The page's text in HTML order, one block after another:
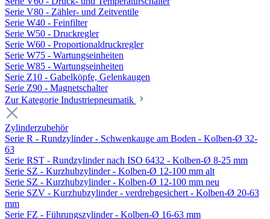
Serie V80 - Zähler- und Zeitventile
Serie W40 - Feinfilter
Serie W50 - Druckregler
Serie W60 - Proportionaldruckregler
Serie W75 - Wartungseinheiten
Serie W85 - Wartungseinheiten
Serie Z10 - Gabelköpfe, Gelenkaugen
Serie Z90 - Magnetschalter
Zur Kategorie Industriepneumatik
Zylinderzubehör
Serie R - Rundzylinder - Schwenkauge am Boden - Kolben-Ø 32-
63
Serie RST - Rundzylinder nach ISO 6432 - Kolben-Ø 8-25 mm
Serie SZ - Kurzhubzylinder - Kolben-Ø 12-100 mm alt
Serie SZ - Kurzhubzylinder - Kolben-Ø 12-100 mm neu
Serie SZV - Kurzhubzylinder - verdrehgesichert - Kolben-Ø 20-63
mm
Serie FZ - Führungszylinder - Kolben-Ø 16-63 mm